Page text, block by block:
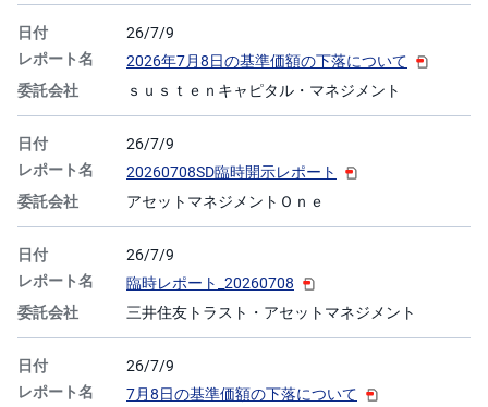
26/7/9
2026年7月8日の基準価額の下落について
ｓｕｓｔｅｎキャピタル・マネジメント
26/7/9
20260708SD臨時開示レポート
アセットマネジメントＯｎｅ
26/7/9
臨時レポート_20260708
三井住友トラスト・アセットマネジメント
26/7/9
7月8日の基準価額の下落について